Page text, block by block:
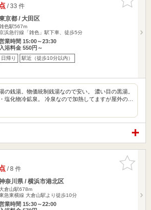
りに追加
/ 33 件
京都 / 大田区
色駅567m
浜急行線「雑色」駅下車、徒歩5分
業時間 15:00～23:30
入浴料金 550円～
日帰り 駅近（徒歩10分以内）
の銭湯。物価統制銭湯なので安い。 濃い目の黒湯。
塩化物冷鉱泉。 冷泉なので加熱してますが屋外の…
お気に入
りに追加
/ 8 件
奈川県 / 横浜市港北区
倉山駅678m
急東横線 大倉山駅より徒歩10分
業時間 15:30～22:00